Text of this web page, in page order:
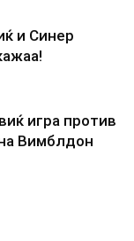
и Синер
игра против
Вимблдон